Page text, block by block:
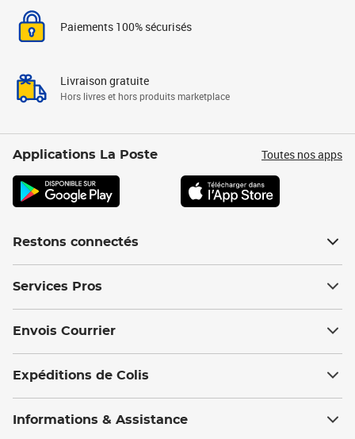
Paiements 100% sécurisés
Livraison gratuite
Hors livres et hors produits marketplace
Applications La Poste Toutes nos apps
Restons connectés
Services Pros
Envois Courrier
Expéditions de Colis
Informations & Assistance